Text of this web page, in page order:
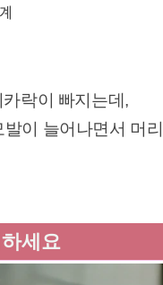
락이 빠지는데,
이 늘어나면서 머
세요